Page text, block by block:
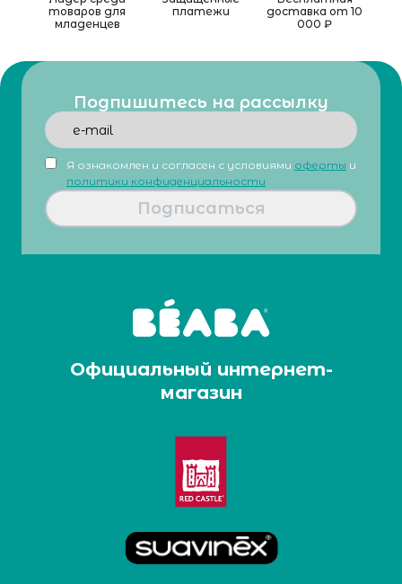
товаров для
младенцев
платежи
доставка от 10
000 ₽
Подпишитесь на рассылку
Я ознакомлен и согласен с условиями оферты и
политики конфиденциальности
Подписаться
Официальный интернет-
магазин